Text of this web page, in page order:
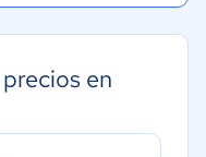
en